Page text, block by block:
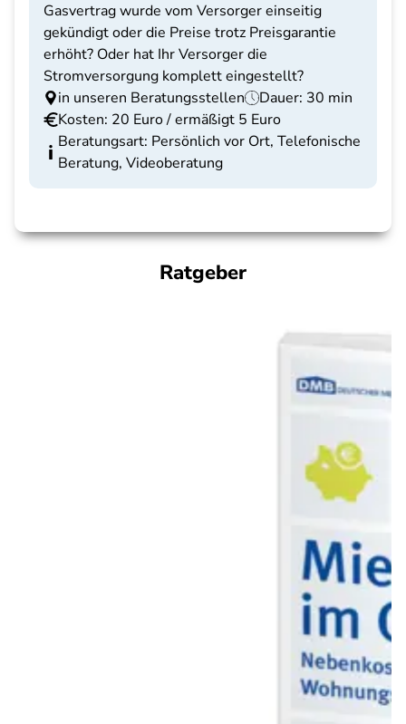
Gasvertrag wurde vom Versorger einseitig
gekündigt oder die Preise trotz Preisgarantie
erhöht? Oder hat Ihr Versorger die
Stromversorgung komplett eingestellt?
in unseren Beratungsstellen
Dauer: 30 min
Kosten: 20 Euro / ermäßigt 5 Euro
Beratungsart: Persönlich vor Ort, Telefonische
Beratung, Videoberatung
Ratgeber